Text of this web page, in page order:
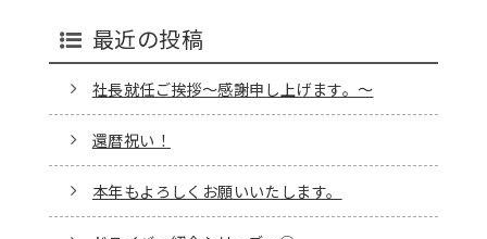
最近の投稿
社長就任ご挨拶～感謝申し上げます。～
還暦祝い！
本年もよろしくお願いいたします。